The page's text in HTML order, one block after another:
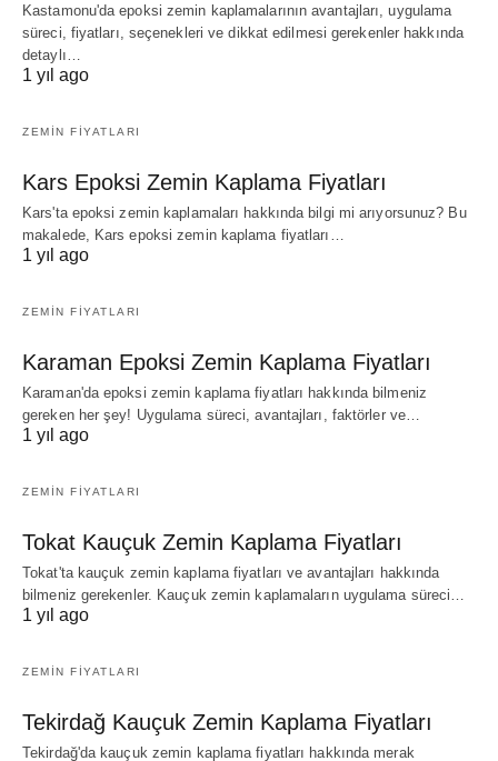
Kastamonu'da epoksi zemin kaplamalarının avantajları, uygulama
süreci, fiyatları, seçenekleri ve dikkat edilmesi gerekenler hakkında
detaylı…
1 yıl ago
ZEMIN FIYATLARI
Kars Epoksi Zemin Kaplama Fiyatları
Kars'ta epoksi zemin kaplamaları hakkında bilgi mi arıyorsunuz? Bu
makalede, Kars epoksi zemin kaplama fiyatları…
1 yıl ago
ZEMIN FIYATLARI
Karaman Epoksi Zemin Kaplama Fiyatları
Karaman'da epoksi zemin kaplama fiyatları hakkında bilmeniz
gereken her şey! Uygulama süreci, avantajları, faktörler ve…
1 yıl ago
ZEMIN FIYATLARI
Tokat Kauçuk Zemin Kaplama Fiyatları
Tokat'ta kauçuk zemin kaplama fiyatları ve avantajları hakkında
bilmeniz gerekenler. Kauçuk zemin kaplamaların uygulama süreci…
1 yıl ago
ZEMIN FIYATLARI
Tekirdağ Kauçuk Zemin Kaplama Fiyatları
Tekirdağ'da kauçuk zemin kaplama fiyatları hakkında merak